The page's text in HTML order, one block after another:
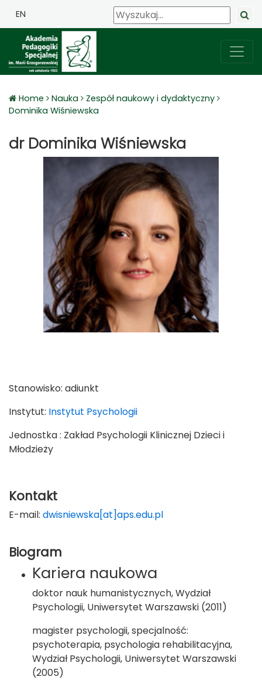
EN
Home Nauka
Zespół naukowy i dydaktyczny
Dominika Wiśniewska
dr Dominika Wiśniewska
Stanowisko: adiunkt
Instytut: Instytut Psychologii
Jednostka : Zakład Psychologii Klinicznej Dzieci i
Młodzieży
Kontakt
E-mail: dwisniewska[at]aps.edu.pl
Biogram
Kariera naukowa
doktor nauk humanistycznych, Wydział
Psychologii, Uniwersytet Warszawski (2011)
magister psychologii, specjalność:
psychoterapia, psychologia rehabilitacyjna,
Wydział Psychologii, Uniwersytet Warszawski
(2005)